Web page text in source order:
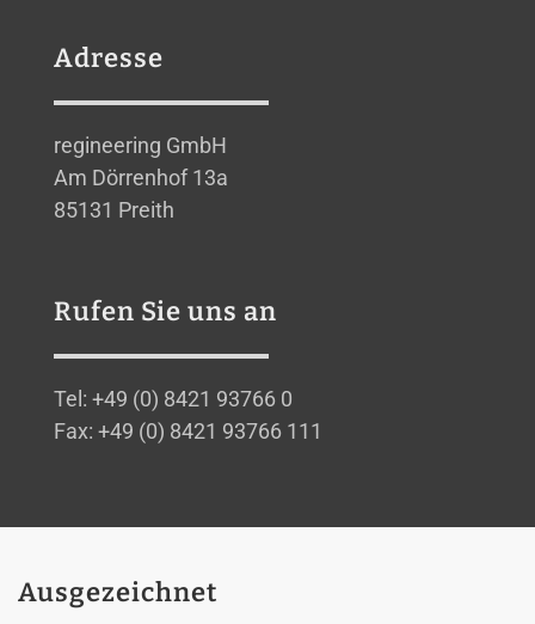
Adresse
regineering GmbH
Am Dörrenhof 13a
85131 Preith
Rufen Sie uns an
Tel: +49 (0) 8421 93766 0
Fax: +49 (0) 8421 93766 111
Ausgezeichnet